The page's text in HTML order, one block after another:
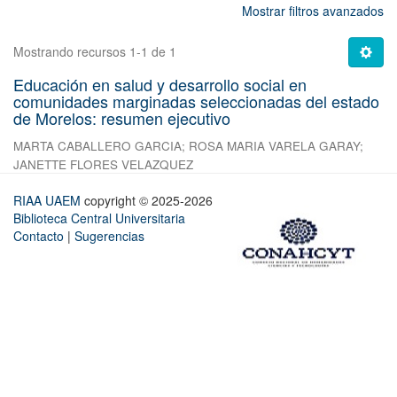
Mostrar filtros avanzados
Mostrando recursos 1-1 de 1
Educación en salud y desarrollo social en
comunidades marginadas seleccionadas del estado
de Morelos: resumen ejecutivo
MARTA CABALLERO GARCIA; ROSA MARIA VARELA GARAY;
JANETTE FLORES VELAZQUEZ
RIAA UAEM copyright © 2025-2026
Biblioteca Central Universitaria
Contacto | Sugerencias